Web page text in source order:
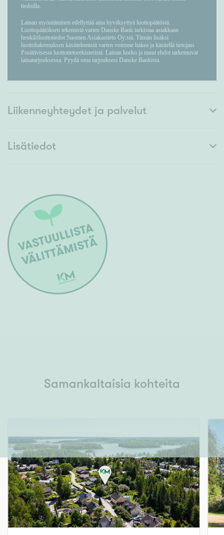
Liikenneyhteydet ja palvelut
Lisätiedot
Samankaltaisia kohteita